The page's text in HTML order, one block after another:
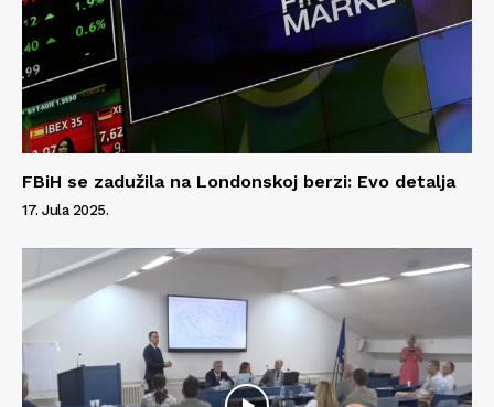
FBiH se zadužila na Londonskoj berzi: Evo detalja
17. Jula 2025.